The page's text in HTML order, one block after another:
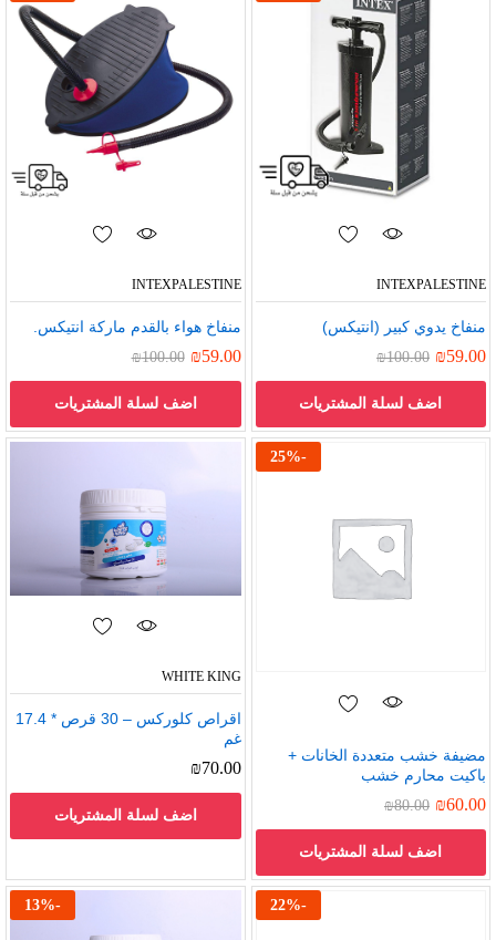
INTEXPALESTINE
منفاخ يدوي كبير (انتيكس)
₪59.00
₪100.00
اضف لسلة المشتريات
INTEXPALESTINE
منفاخ هواء بالقدم ماركة انتيكس.
₪59.00
₪100.00
اضف لسلة المشتريات
-
25%
مضيفة خشب متعددة الخانات +
باكيت محارم خشب
₪60.00
₪80.00
اضف لسلة المشتريات
WHITE KING
اقراص كلوركس – 30 قرص * 17.4
غم
₪70.00
اضف لسلة المشتريات
-
22%
-
13%